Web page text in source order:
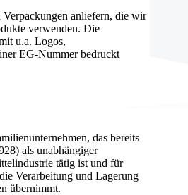
anliefern, die wir
verwenden. Die
u.a. Logos,
EG-Nummer bedruckt
das bereits
als unabhängiger
tätig ist und für
Verarbeitung und Lagerung
übernimmt.